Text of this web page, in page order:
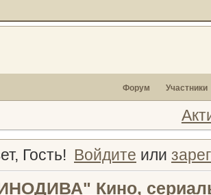
Форум Участники
Гость! Войдите или
Кино,